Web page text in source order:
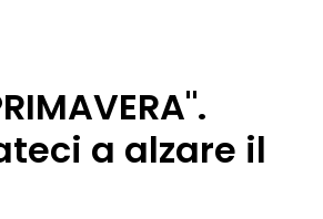
a alzare il